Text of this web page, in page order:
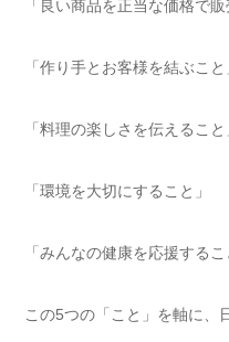
「良い商品を正当な価格で販
「作り手とお客様を結ぶこと
「料理の楽しさを伝えること
「環境を大切にすること」
「みんなの健康を応援するこ
この5つの「こと」を軸に、